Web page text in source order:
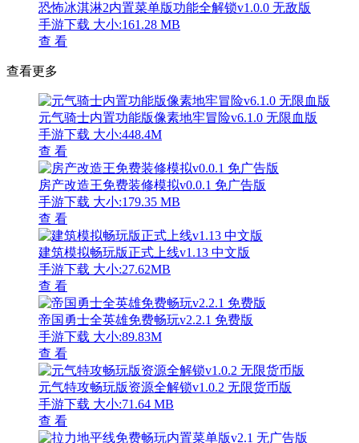
恐怖冰淇淋2内置菜单版功能全解锁v1.0.0 无敌版
手游下载 大小:161.28 MB
查 看
查看更多
元气骑士内置功能版像素地牢冒险v6.1.0 无限血版
手游下载 大小:448.4M
查 看
房产改造王免费装修模拟v0.0.1 免广告版
手游下载 大小:179.35 MB
查 看
建筑模拟畅玩版正式上线v1.13 中文版
手游下载 大小:27.62MB
查 看
帝国勇士全英雄免费畅玩v2.2.1 免费版
手游下载 大小:89.83M
查 看
元气特攻畅玩版资源全解锁v1.0.2 无限货币版
手游下载 大小:71.64 MB
查 看